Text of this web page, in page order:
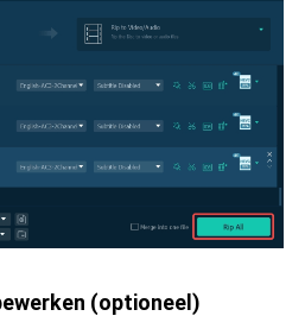
(optioneel)